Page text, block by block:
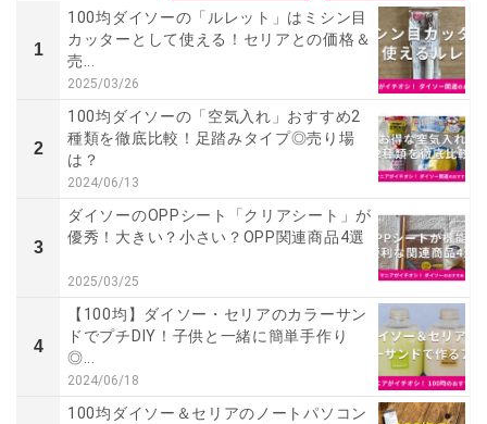
1
100均ダイソーの「ルレット」はミシン目
カッターとして使える！セリアとの価格＆
売...
2025/03/26
2
100均ダイソーの「空気入れ」おすすめ2
種類を徹底比較！足踏みタイプ◎売り場
は？
2024/06/13
3
ダイソーのOPPシート「クリアシート」が
優秀！大きい？小さい？OPP関連商品4選
2025/03/25
4
【100均】ダイソー・セリアのカラーサン
ドでプチDIY！子供と一緒に簡単手作り
◎...
2024/06/18
100均ダイソー＆セリアのノートパソコン